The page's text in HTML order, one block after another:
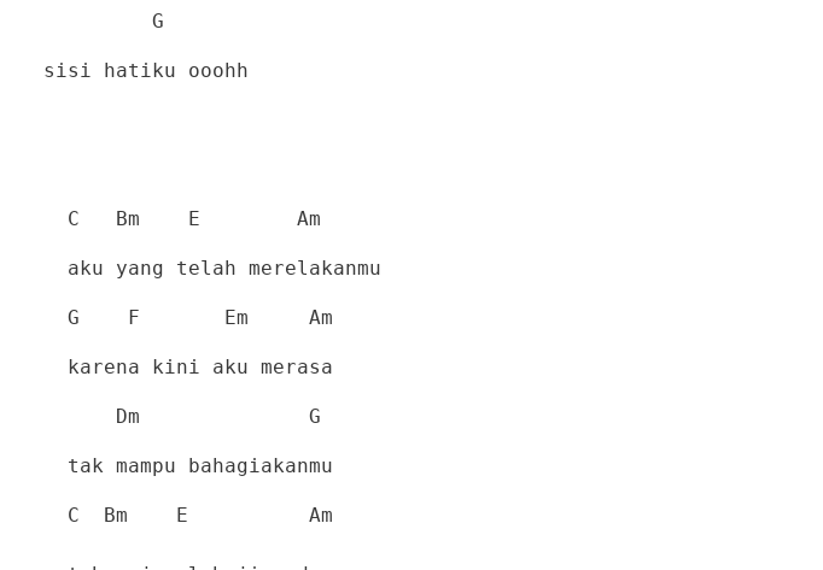
G
sisi hatiku ooohh
C Bm E Am
aku yang telah merelakanmu
G F Em Am
karena kini aku merasa
Dm G
tak mampu bahagiakanmu
C Bm E Am